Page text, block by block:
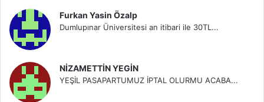
Furkan Yasin Özalp
Dumlupınar Üniversitesi an itibari ile 30TL...
NİZAMETTİN YEGİN
YEŞİL PASAPARTUMUZ İPTAL OLURMU ACABA...